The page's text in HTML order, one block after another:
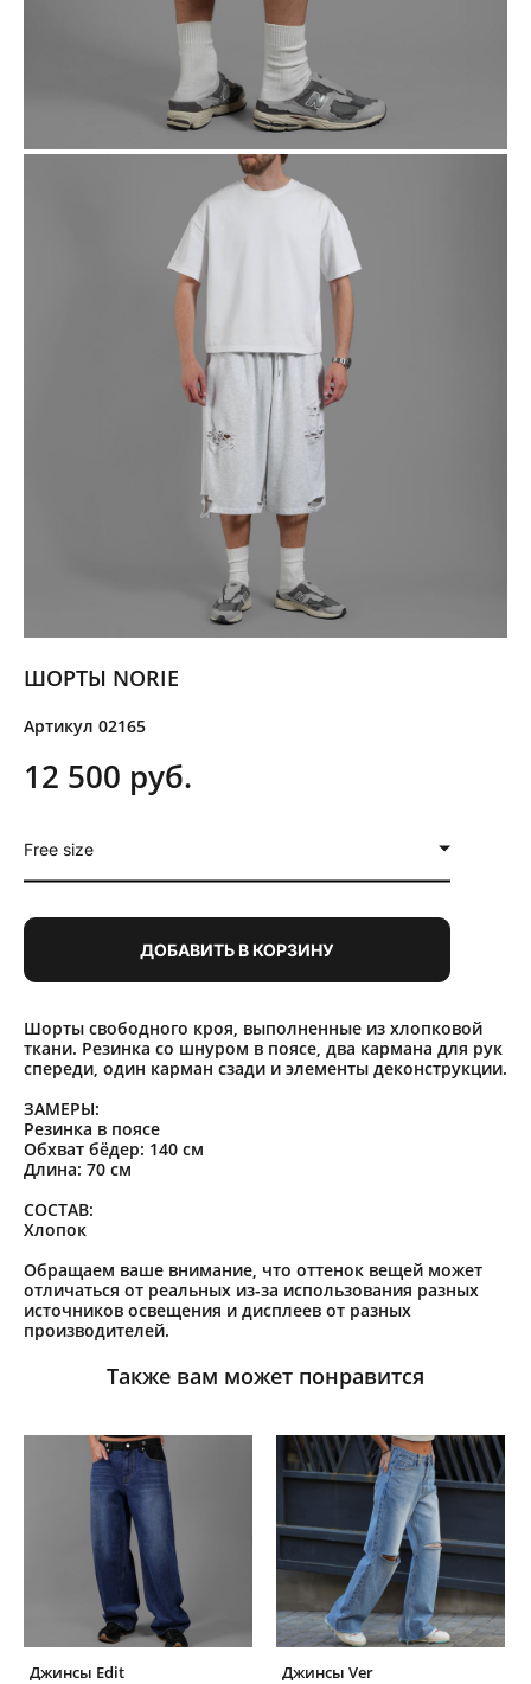
ШОРТЫ NORIE
Артикул 02165
12 500 pуб.
Free size
ДОБАВИТЬ В КОРЗИНУ
Шорты свободного кроя, выполненные из хлопковой
ткани. Резинка со шнуром в поясе, два кармана для рук
спереди, один карман сзади и элементы деконструкции.
ЗАМЕРЫ:
Резинка в поясе
Обхват бёдер: 140 см
Длина: 70 см
СОСТАВ:
Хлопок
Обращаем ваше внимание, что оттенок вещей может
отличаться от реальных из-за использования разных
источников освещения и дисплеев от разных
производителей.
Также вам может понравится
Джинсы Edit
Джинсы Ver